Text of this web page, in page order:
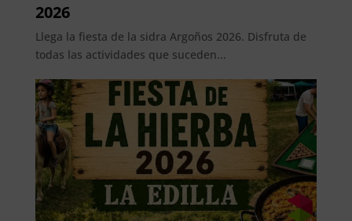
2026
Llega la fiesta de la sidra Argoños 2026. Disfruta de
todas las actividades que suceden...